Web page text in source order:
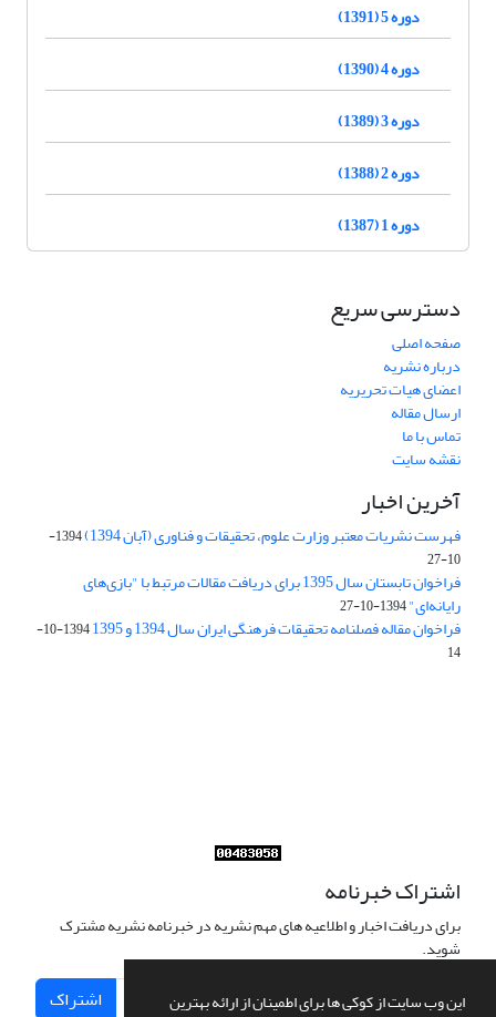
این وب سایت از کوکی ها برای اطمینان از ارائه بهترین
دوره 5 (1391)
دوره 4 (1390)
دوره 3 (1389)
دوره 2 (1388)
دوره 1 (1387)
دسترسی سریع
صفحه اصلی
درباره نشریه
اعضای هیات تحریریه
ارسال مقاله
تماس با ما
نقشه سایت
آخرین اخبار
فهرست نشریات معتبر وزارت علوم، تحقیقات و فناوری (آبان 1394)
1394-
10-27
فراخوان تابستان سال 1395 برای دریافت مقالات مرتبط با "بازی‌های
رایانه‌ای"1394-10-27
فراخوان مقاله فصلنامه تحقیقات فرهنگی ایران سال 1394 و 1395
1394-10-
14
اشتراک خبرنامه
برای دریافت اخبار و اطلاعیه های مهم نشریه در خبرنامه نشریه مشترک
شوید.
اشتراک